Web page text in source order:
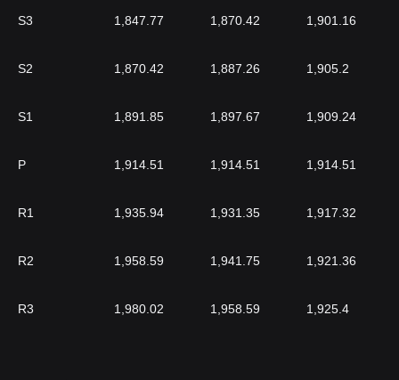
S3 1,847.77 1,870.42 1,901.16
S2 1,870.42 1,887.26 1,905.2
S1 1,891.85 1,897.67 1,909.24
P 1,914.51 1,914.51 1,914.51
R1 1,935.94 1,931.35 1,917.32
R2 1,958.59 1,941.75 1,921.36
R3 1,980.02 1,958.59 1,925.4